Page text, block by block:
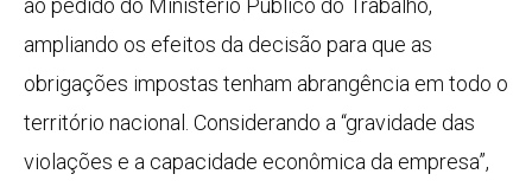
ao pedido do Ministério Público do Trabalho,
ampliando os efeitos da decisão para que as
obrigações impostas tenham abrangência em todo o
território nacional. Considerando a “gravidade das
violações e a capacidade econômica da empresa”,